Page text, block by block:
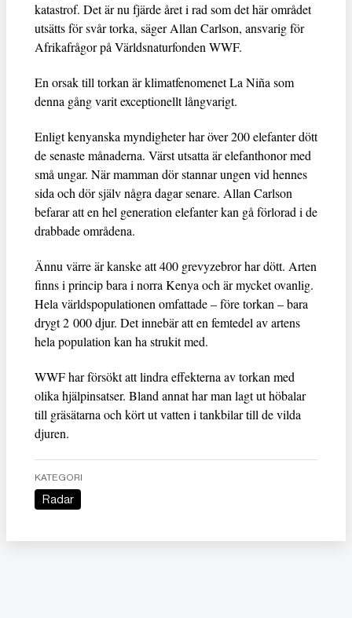
katastrof. Det är nu fjärde året i rad som det här området
utsätts för svår torka, säger Allan Carlson, ansvarig för
Afrikafrågor på Världsnaturfonden WWF.
En orsak till torkan är klimatfenomenet La Niña som
denna gång varit exceptionellt långvarigt.
Enligt kenyanska myndigheter har över 200 elefanter dött
de senaste månaderna. Värst utsatta är elefanthonor med
små ungar. När mamman dör stannar ungen vid hennes
sida och dör själv några dagar senare. Allan Carlson
befarar att en hel generation elefanter kan gå förlorad i de
drabbade områdena.
Ännu värre är kanske att 400 grevyzebror har dött. Arten
finns i princip bara i norra Kenya och är mycket ovanlig.
Hela världspopulationen omfattade – före torkan – bara
drygt 2 000 djur. Det innebär att en femtedel av artens
hela population kan ha strukit med.
WWF har försökt att lindra effekterna av torkan med
olika hjälpinsatser. Bland annat har man lagt ut höbalar
till gräsätarna och kört ut vatten i tankbilar till de vilda
djuren.
KATEGORI
Radar